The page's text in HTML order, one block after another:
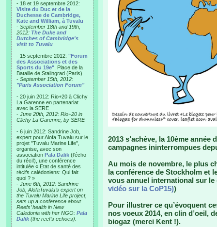
- 18 et 19 septembre 2012:
Visite du Duc et de la
Duchesse de Cambridge,
Kate and William, à Tuvalu
- September 18th and 19th,
2012: The Duke and
Dutches of Cambridge's
visit to Tuvalu
- 15 septembre 2012: "Forum
des Associations et des
Sports du 19e" , Place de la
Bataille de Stalingrad (Paris)
- September 15th, 2012:
"Paris Association Forum"
- 20 juin 2012: Rio+20 à Clichy
La Garenne en partenariat
avec la SERE
- June 20th, 2012: Rio+20 in
Clichy La Garenne, by SERE
- 6 juin 2012: Sandrine Job,
expert pour Alofa Tuvalu sur le
projet "Tuvalu Marine Life",
organise, avec son
association Pala Dalik (l’écho
du récif), une conférence
intitulée « Etat de santé des
récifs calédoniens: Qui fait
quoi ? »
- June 6th, 2012: Sandrine
Job, AlofaTuvalu’s expert on
the Tuvalu Marine Life project,
sets up a conference about
Reefs’ health in New
Caledonia with her NGO: Pala
Dalik (the reef’s echoes).
2013 s’achève, la 10ème
campagnes ininterrompues
Au mois de novembre, le plus
la conférence de Stockholm et
vous annuel international sur
vidéo sur la CoP15))
Pour illustrer ce qu’évoquent
nos voeux 2014, en clin d’oeil,
biogaz (merci Kent !).